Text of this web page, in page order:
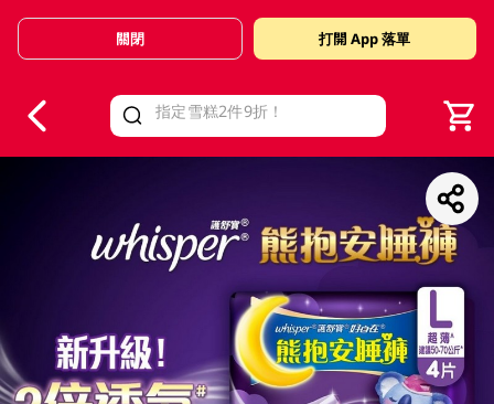
Valid Until 30 June 2026
關閉 打開 App 落單